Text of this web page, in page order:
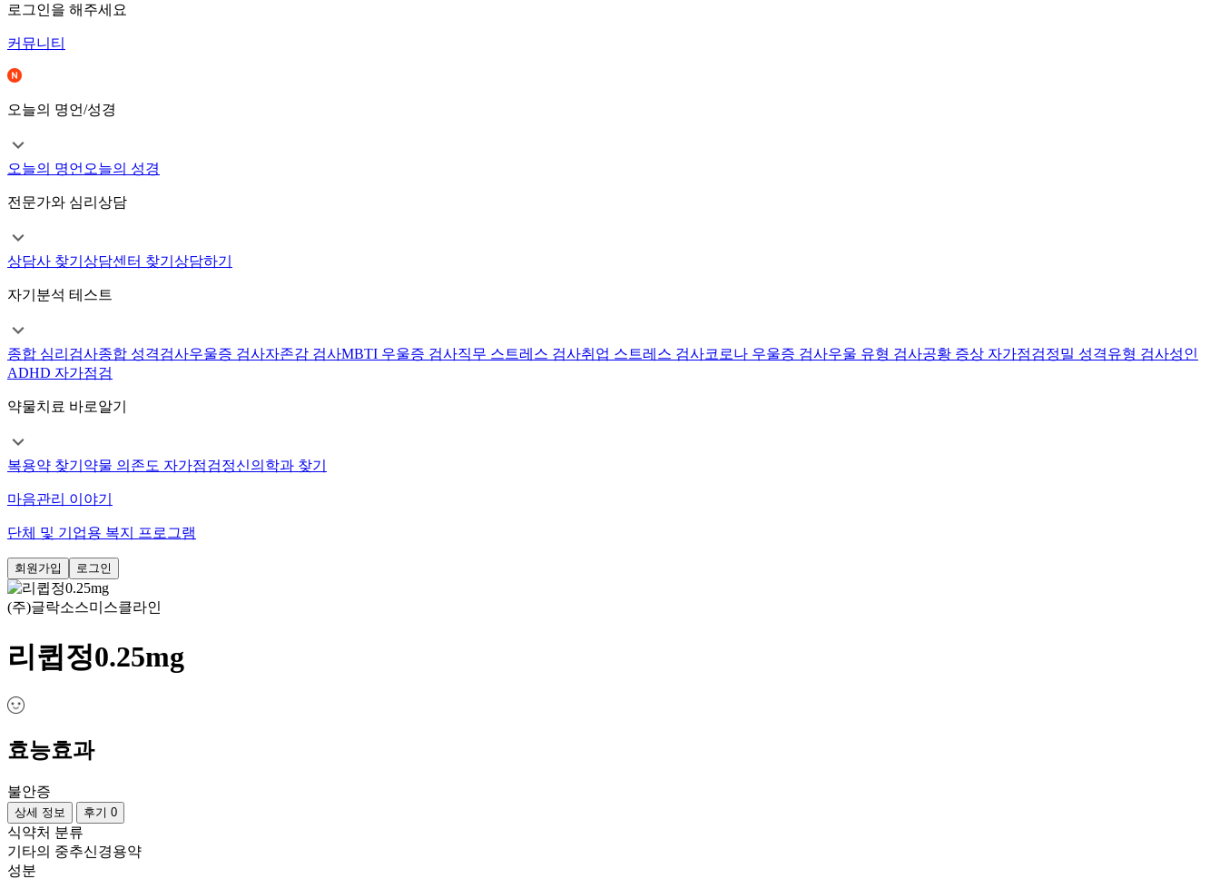
로그인을 해주세요
커뮤니티
오늘의 명언/성경
오늘의 명언 오늘의 성경
전문가와 심리상담
상담사 찾기 상담센터 찾기 상담하기
자기분석 테스트
종합 심리검사종합 성격검사우울증 검사자존감 검사MBTI 우울증 검사직무 스트레스 검사취업 스트레스 검사코로나 우울증 검사우울 유형 검사공황 증상 자가점검정밀 성격유형 검사성인
ADHD 자가점검
약물치료 바로알기
복용약 찾기 약물 의존도 자가점검정신의학과 찾기
마음관리 이야기
단체 및 기업용 복지 프로그램
회원가입 로그인
(주)글락소스미스클라인
리큅정0.25mg
효능효과
불안증
상세 정보 후기 0
식약처 분류
기타의 중추신경용약
성분